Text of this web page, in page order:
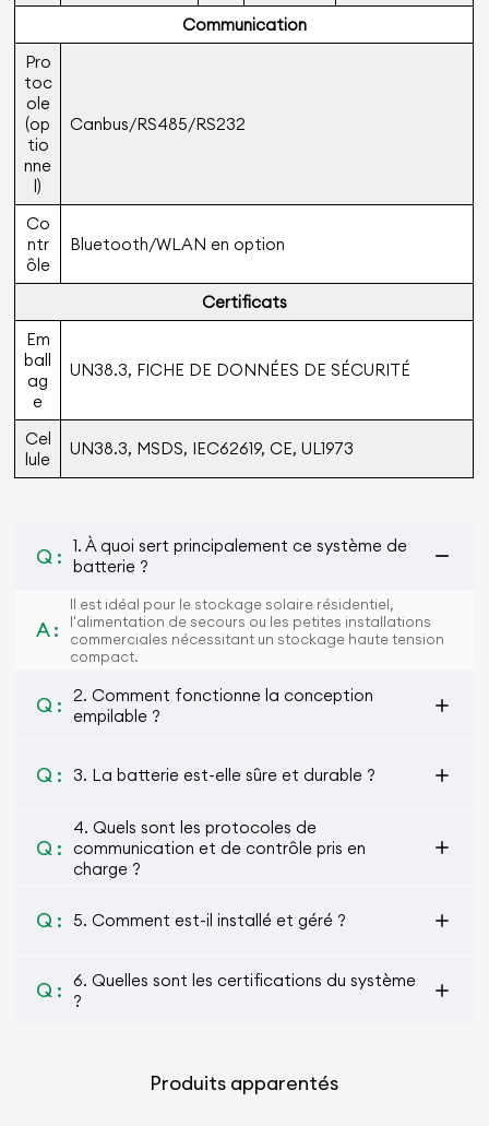
Communication
Pro
toc
ole
(op
tio
nne
l)
Canbus/RS485/RS232
Co
ntr
ôle
Bluetooth/WLAN en option
Certiﬁcats
Em
ball
ag
e
UN38.3, FICHE DE DONNÉES DE SÉCURITÉ
Cel
lule
UN38.3, MSDS, IEC62619, CE, UL1973
Q :
1. À quoi sert principalement ce système de
batterie ?
A :
Il est idéal pour le stockage solaire résidentiel,
l'alimentation de secours ou les petites installations
commerciales nécessitant un stockage haute tension
compact.
Q :
2. Comment fonctionne la conception
empilable ?
Q : 3. La batterie est-elle sûre et durable ?
Q :
4. Quels sont les protocoles de
communication et de contrôle pris en
charge ?
Q : 5. Comment est-il installé et géré ?
Q :
6. Quelles sont les certifications du système
?
Produits apparentés